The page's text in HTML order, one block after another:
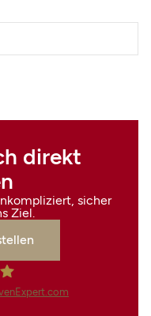
direkt
sicher
Ziel.